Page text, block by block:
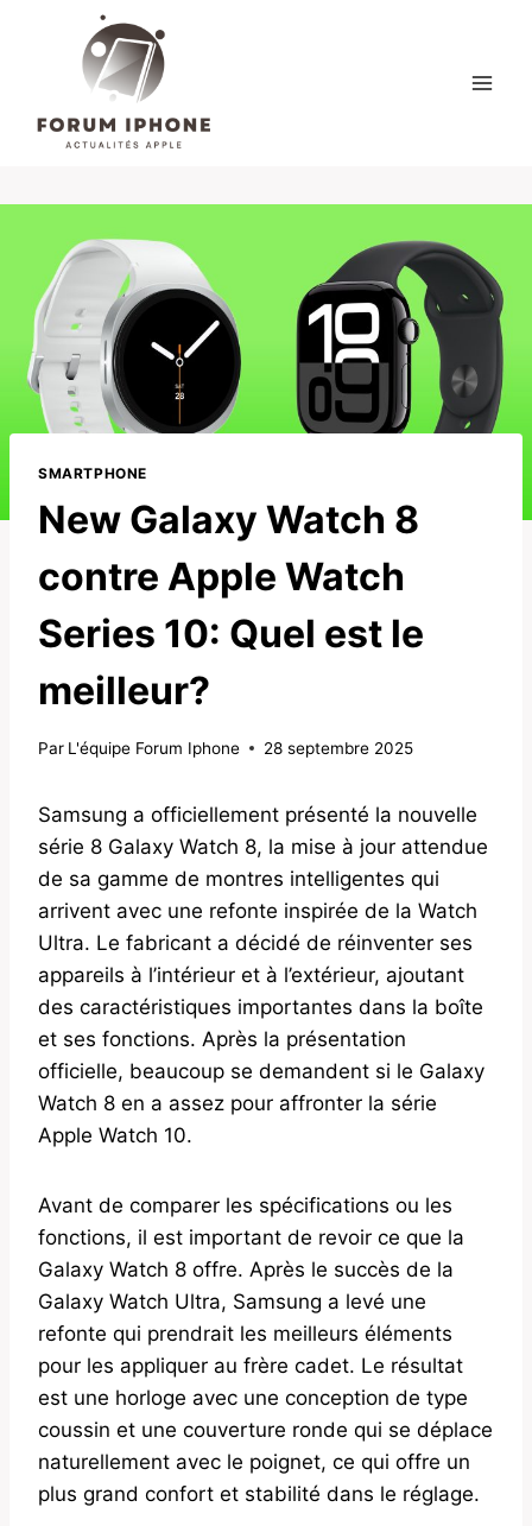
SMARTPHONE
New Galaxy Watch 8
contre Apple Watch
Series 10: Quel est le
meilleur?
Par L'équipe Forum Iphone 28 septembre 2025
Samsung a officiellement présenté la nouvelle
série 8 Galaxy Watch 8, la mise à jour attendue
de sa gamme de montres intelligentes qui
arrivent avec une refonte inspirée de la Watch
Ultra. Le fabricant a décidé de réinventer ses
appareils à l’intérieur et à l’extérieur, ajoutant
des caractéristiques importantes dans la boîte
et ses fonctions. Après la présentation
officielle, beaucoup se demandent si le Galaxy
Watch 8 en a assez pour affronter la série
Apple Watch 10.
Avant de comparer les spécifications ou les
fonctions, il est important de revoir ce que la
Galaxy Watch 8 offre. Après le succès de la
Galaxy Watch Ultra, Samsung a levé une
refonte qui prendrait les meilleurs éléments
pour les appliquer au frère cadet. Le résultat
est une horloge avec une conception de type
coussin et une couverture ronde qui se déplace
naturellement avec le poignet, ce qui offre un
plus grand confort et stabilité dans le réglage.